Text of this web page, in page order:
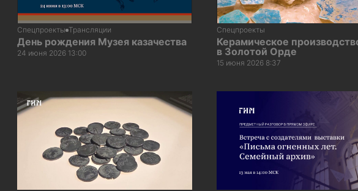
Спецпроекты Трансляции
День рождения Музея казачества
24 июня 2026 13:00
Спецпроекты
Керамическое
в Золотой Орде
15 июня 2026 8:37